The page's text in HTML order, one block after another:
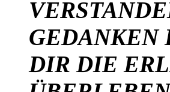
GEDANKEN
DIR DIE